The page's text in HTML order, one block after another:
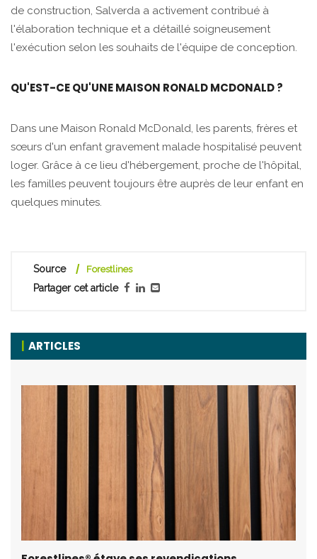
de construction, Salverda a activement contribué à
l'élaboration technique et a détaillé soigneusement
l'exécution selon les souhaits de l'équipe de conception.
QU'EST-CE QU'UNE MAISON RONALD MCDONALD ?
Dans une Maison Ronald McDonald, les parents, frères et
sœurs d'un enfant gravement malade hospitalisé peuvent
loger. Grâce à ce lieu d'hébergement, proche de l'hôpital,
les familles peuvent toujours être auprès de leur enfant en
quelques minutes.
Source Forestlines
Partager cet article
ARTICLES